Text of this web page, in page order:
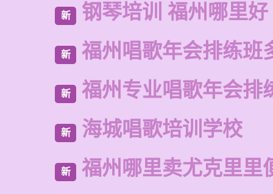
新 钢琴培训 福州哪里好
新 福州唱歌年会排练班
新 福州专业唱歌年会排
新 海城唱歌培训学校
新 福州哪里卖尤克里里